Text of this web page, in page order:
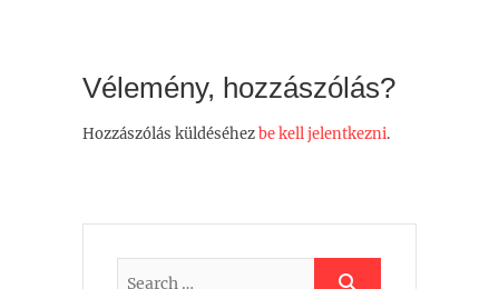
Vélemény, hozzászólás?
Hozzászólás küldéséhezbe kell jelentkezni.